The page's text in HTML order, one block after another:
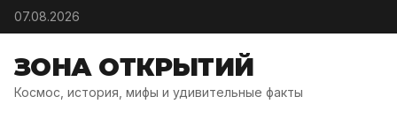
Skip to content
07.08.2026
ЗОНА ОТКРЫТИЙ
Космос, история, мифы и удивительные факты